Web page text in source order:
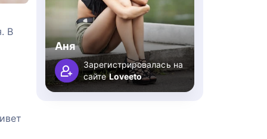
В
Аня
Зарегистрировалась на
сайтеLoveeto